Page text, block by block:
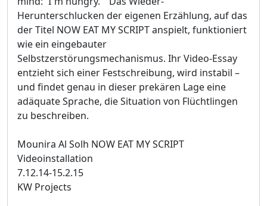
Herunterschlucken der eigenen Erzählung, auf das
der Titel NOW EAT MY SCRIPT anspielt, funktioniert
wie ein eingebauter
Selbstzerstörungsmechanismus. Ihr Video-Essay
entzieht sich einer Festschreibung, wird instabil –
und findet genau in dieser prekären Lage eine
adäquate Sprache, die Situation von Flüchtlingen
zu beschreiben.
Mounira Al Solh NOW EAT MY SCRIPT
Videoinstallation
7.12.14-15.2.15
KW Projects